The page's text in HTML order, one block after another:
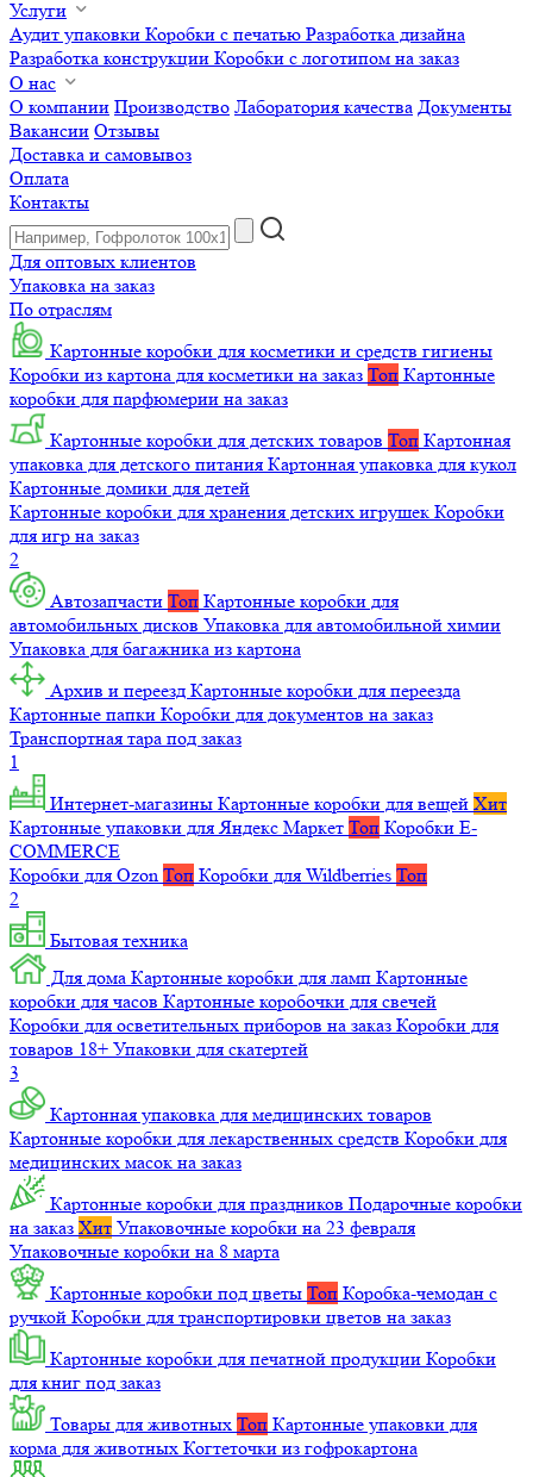
Услуги
Аудит упаковки Коробки с печатью Разработка дизайна
Разработка конструкции Коробки с логотипом на заказ
О нас
О компании Производство Лаборатория качества Документы
Вакансии Отзывы
Доставка и самовывоз
Оплата
Контакты
Для оптовых клиентов
Упаковка на заказ
По отраслям
Картонные коробки для косметики и средств гигиены
Коробки из картона для косметики на заказ Топ Картонные
коробки для парфюмерии на заказ
Картонные коробки для детских товаров Топ Картонная
упаковка для детского питания Картонная упаковка для кукол
Картонные домики для детей
Картонные коробки для хранения детских игрушек Коробки
для игр на заказ
2
Автозапчасти Топ Картонные коробки для
автомобильных дисков Упаковка для автомобильной химии
Упаковка для багажника из картона
Архив и переезд Картонные коробки для переезда
Картонные папки Коробки для документов на заказ
Транспортная тара под заказ
1
Интернет-магазины Картонные коробки для вещей Хит
Картонные упаковки для Яндекс Маркет Топ Коробки E-
COMMERCE
Коробки для Ozon Топ Коробки для Wildberries Топ
2
Бытовая техника
Для дома Картонные коробки для ламп Картонные
коробки для часов Картонные коробочки для свечей
Коробки для осветительных приборов на заказ Коробки для
товаров 18+ Упаковки для скатертей
3
Картонная упаковка для медицинских товаров
Картонные коробки для лекарственных средств Коробки для
медицинских масок на заказ
Картонные коробки для праздников Подарочные коробки
на заказ Хит Упаковочные коробки на 23 февраля
Упаковочные коробки на 8 марта
Картонные коробки под цветы Топ Коробка-чемодан с
ручкой Коробки для транспортировки цветов на заказ
Картонные коробки для печатной продукции Коробки
для книг под заказ
Товары для животных Топ Картонные упаковки для
корма для животных Когтеточки из гофрокартона